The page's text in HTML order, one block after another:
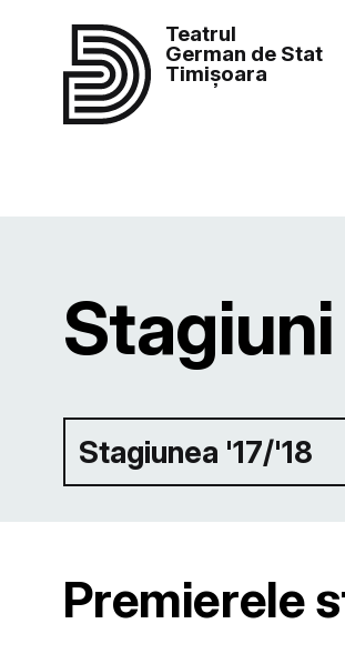
Teatrul
German de Stat
Timișoara
Stagiuni
Stagiunea '17/'18
Premierele